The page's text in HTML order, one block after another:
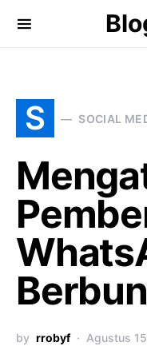
S SOCIAL
by rrobyf Agustus